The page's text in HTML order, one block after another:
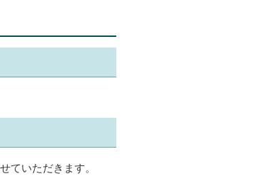
ていただきます。